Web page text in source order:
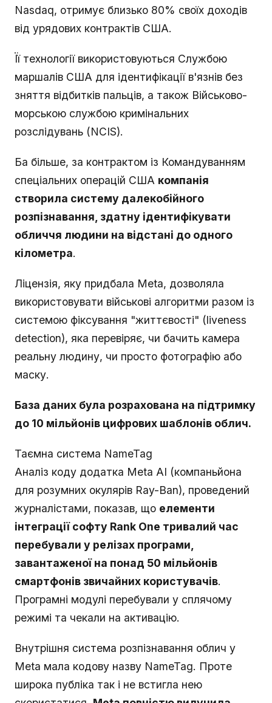
Nasdaq, отримує близько 80% своїх доходів
від урядових контрактів США.
Її технології використовуються Службою
маршалів США для ідентифікації в'язнів без
зняття відбитків пальців, а також Військово-
морською службою кримінальних
розслідувань (NCIS).
Ба більше, за контрактом із Командуванням
спеціальних операцій США компанія
створила систему далекобійного
розпізнавання, здатну ідентифікувати
обличчя людини на відстані до одного
кілометра.
Ліцензія, яку придбала Meta, дозволяла
використовувати військові алгоритми разом із
системою фіксування "життєвості" (liveness
detection), яка перевіряє, чи бачить камера
реальну людину, чи просто фотографію або
маску.
База даних була розрахована на підтримку
до 10 мільйонів цифрових шаблонів облич.
Таємна система NameTag
Аналіз коду додатка Meta AI (компаньйона
для розумних окулярів Ray-Ban), проведений
журналістами, показав, що елементи
інтеграції софту Rank One тривалий час
перебували у релізах програми,
завантаженої на понад 50 мільйонів
смартфонів звичайних користувачів.
Програмні модулі перебували у сплячому
режимі та чекали на активацію.
Внутрішня система розпізнавання облич у
Meta мала кодову назву NameTag. Проте
широка публіка так і не встигла нею